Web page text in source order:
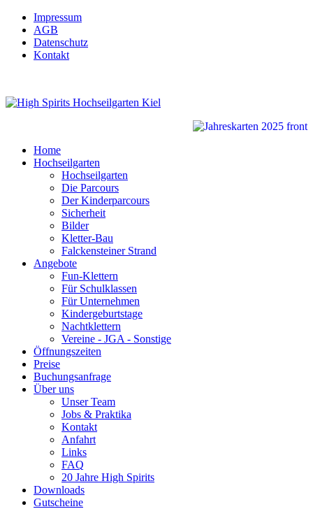
Impressum
AGB
Datenschutz
Kontakt
Home
Hochseilgarten
Hochseilgarten
Die Parcours
Der Kinderparcours
Sicherheit
Bilder
Kletter-Bau
Falckensteiner Strand
Angebote
Fun-Klettern
Für Schulklassen
Für Unternehmen
Kindergeburtstage
Nachtklettern
Vereine - JGA - Sonstige
Öffnungszeiten
Preise
Buchungsanfrage
Über uns
Unser Team
Jobs & Praktika
Kontakt
Anfahrt
Links
FAQ
20 Jahre High Spirits
Downloads
Gutscheine